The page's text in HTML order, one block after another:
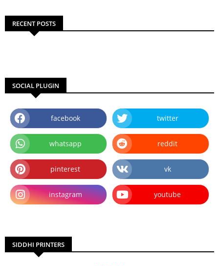
RECENT POSTS
SOCIAL PLUGIN
facebook twitter
whatsapp reddit
pinterest vk
instagram youtube
SIDDHI PRINTERS